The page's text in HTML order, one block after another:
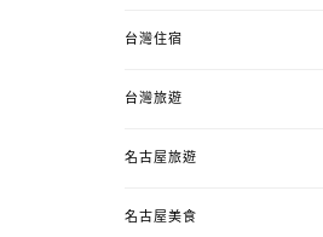
台灣住宿
台灣旅遊
名古屋旅遊
名古屋美食